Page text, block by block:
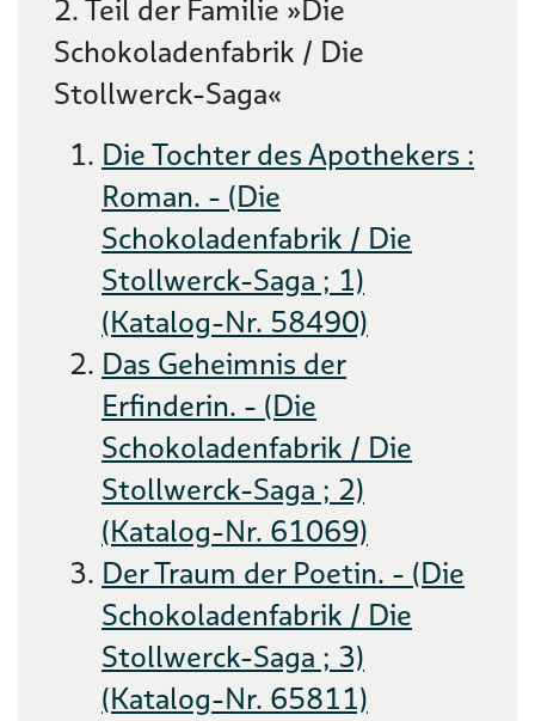
2. Teil der Familie »Die
Schokoladenfabrik / Die
Stollwerck-Saga«
Die Tochter des Apothekers :
Roman. - (Die
Schokoladenfabrik / Die
Stollwerck-Saga ; 1)
(Katalog-Nr. 58490)
Das Geheimnis der
Erfinderin. - (Die
Schokoladenfabrik / Die
Stollwerck-Saga ; 2)
(Katalog-Nr. 61069)
Der Traum der Poetin. - (Die
Schokoladenfabrik / Die
Stollwerck-Saga ; 3)
(Katalog-Nr. 65811)